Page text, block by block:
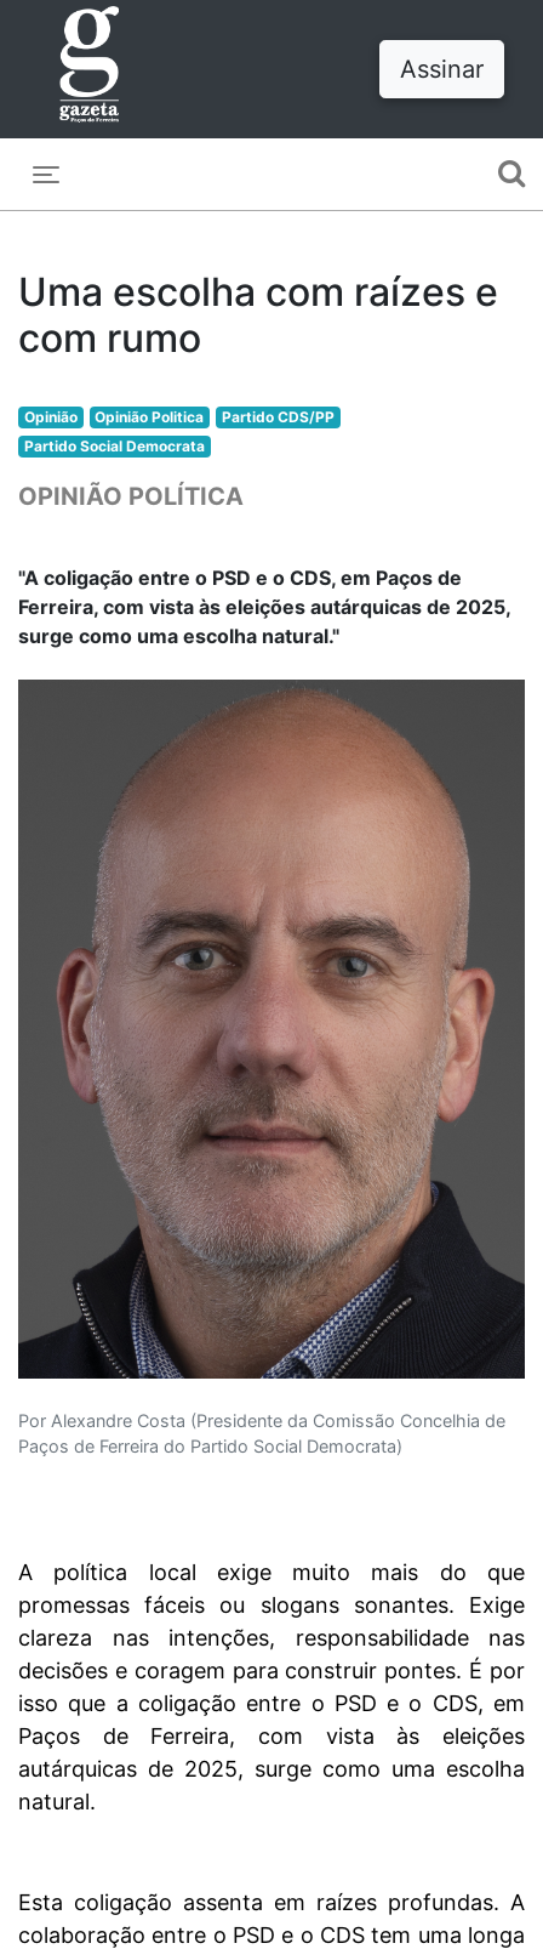
Assinar
Uma escolha com raízes e
com rumo
Opinião Opinião Politica
Partido CDS/PP
Partido Social Democrata
OPINIÃO POLÍTICA
"A coligação entre o PSD e o CDS, em Paços de
Ferreira, com vista às eleições autárquicas de 2025,
surge como uma escolha natural."
Por Alexandre Costa (Presidente da Comissão Concelhia de
Paços de Ferreira do Partido Social Democrata)
A política local exige muito mais do que
promessas fáceis ou slogans sonantes. Exige
clareza nas intenções, responsabilidade nas
decisões e coragem para construir pontes. É por
isso que a coligação entre o PSD e o CDS, em
Paços de Ferreira, com vista às eleições
autárquicas de 2025, surge como uma escolha
natural.
Esta coligação assenta em raízes profundas. A
colaboração entre o PSD e o CDS tem uma longa